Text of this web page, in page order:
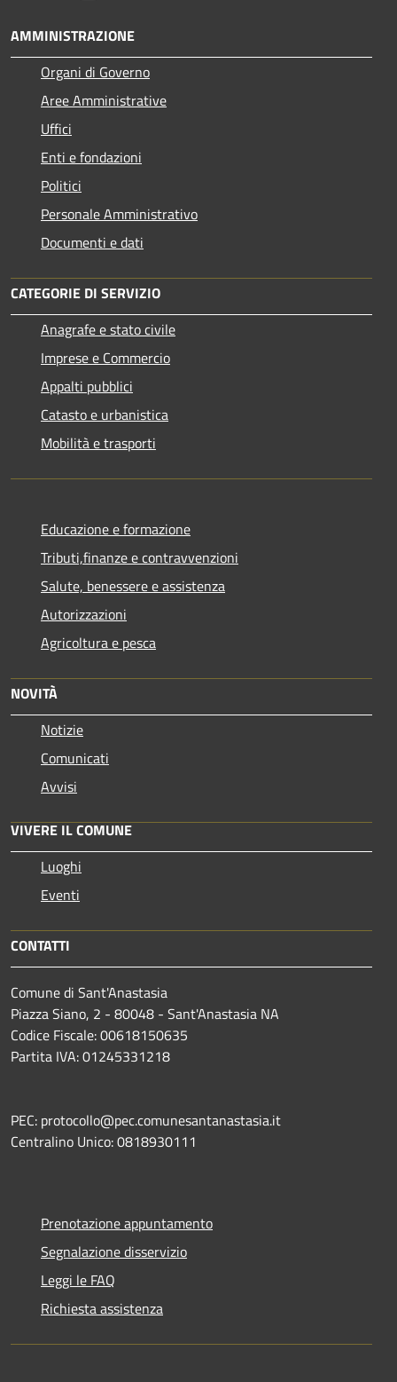
AMMINISTRAZIONE
Organi di Governo
Aree Amministrative
Uffici
Enti e fondazioni
Politici
Personale Amministrativo
Documenti e dati
CATEGORIE DI SERVIZIO
Anagrafe e stato civile
Imprese e Commercio
Appalti pubblici
Catasto e urbanistica
Mobilità e trasporti
Educazione e formazione
Tributi,finanze e contravvenzioni
Salute, benessere e assistenza
Autorizzazioni
Agricoltura e pesca
NOVITÀ
Notizie
Comunicati
Avvisi
VIVERE IL COMUNE
Luoghi
Eventi
CONTATTI
Comune di Sant'Anastasia
Piazza Siano, 2 - 80048 - Sant'Anastasia NA
Codice Fiscale: 00618150635
Partita IVA: 01245331218
PEC: protocollo@pec.comunesantanastasia.it
Centralino Unico: 0818930111
Prenotazione appuntamento
Segnalazione disservizio
Leggi le FAQ
Richiesta assistenza